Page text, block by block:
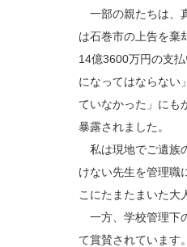
一部の親たちは、
は石巻市の上告を棄
14億3600万円の支
になってはならない
ていなかった」にも
暴露されました。
私は現地でご遺族
けない先生を管理職
こにたまたまいた大
一方、学校管理下
て賞賛されています